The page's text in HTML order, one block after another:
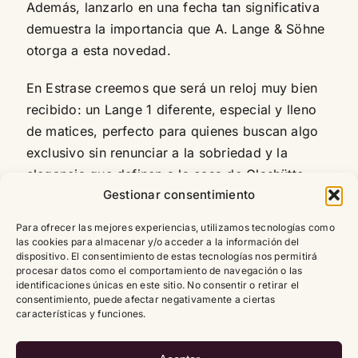
Gestionar consentimiento
Para ofrecer las mejores experiencias, utilizamos tecnologías como
las cookies para almacenar y/o acceder a la información del
dispositivo. El consentimiento de estas tecnologías nos permitirá
procesar datos como el comportamiento de navegación o las
identificaciones únicas en este sitio. No consentir o retirar el
consentimiento, puede afectar negativamente a ciertas
características y funciones.
Además, lanzarlo en una fecha tan significativa
demuestra la importancia que A. Lange & Söhne
otorga a esta novedad.
En Estrase creemos que será un reloj muy bien
recibido: un Lange 1 diferente, especial y lleno
de matices, perfecto para quienes buscan algo
exclusivo sin renunciar a la sobriedad y la
elegancia que definen a la casa de Glashütte.